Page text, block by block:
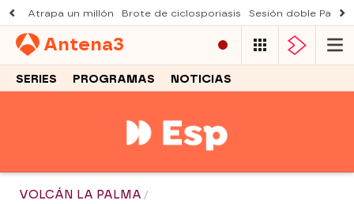
Atrapa un millón Brote de ciclosporiasis Sesión doble
Antena3
SERIES PROGRAMAS NOTICIAS
VOLCÁN LA PALMA